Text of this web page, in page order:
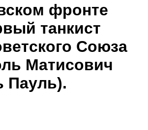
фронте
танкист
Союза
Матисович
Пауль).